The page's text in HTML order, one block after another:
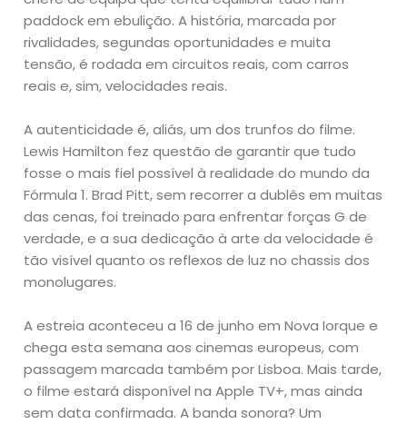
paddock em ebulição. A história, marcada por
rivalidades, segundas oportunidades e muita
tensão, é rodada em circuitos reais, com carros
reais e, sim, velocidades reais.
A autenticidade é, aliás, um dos trunfos do filme.
Lewis Hamilton fez questão de garantir que tudo
fosse o mais fiel possível à realidade do mundo da
Fórmula 1. Brad Pitt, sem recorrer a dublês em muitas
das cenas, foi treinado para enfrentar forças G de
verdade, e a sua dedicação à arte da velocidade é
tão visível quanto os reflexos de luz no chassis dos
monolugares.
A estreia aconteceu a 16 de junho em Nova Iorque e
chega esta semana aos cinemas europeus, com
passagem marcada também por Lisboa. Mais tarde,
o filme estará disponível na Apple TV+, mas ainda
sem data confirmada. A banda sonora? Um